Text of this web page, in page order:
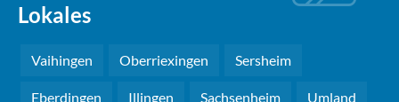
Lokales
Vaihingen Oberriexingen Sersheim
Eberdingen Illingen Sachsenheim Umland